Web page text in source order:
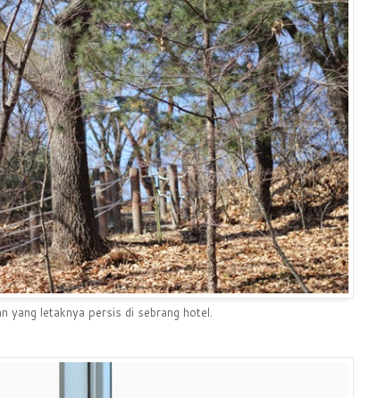
yang letaknya persis di sebrang hotel.